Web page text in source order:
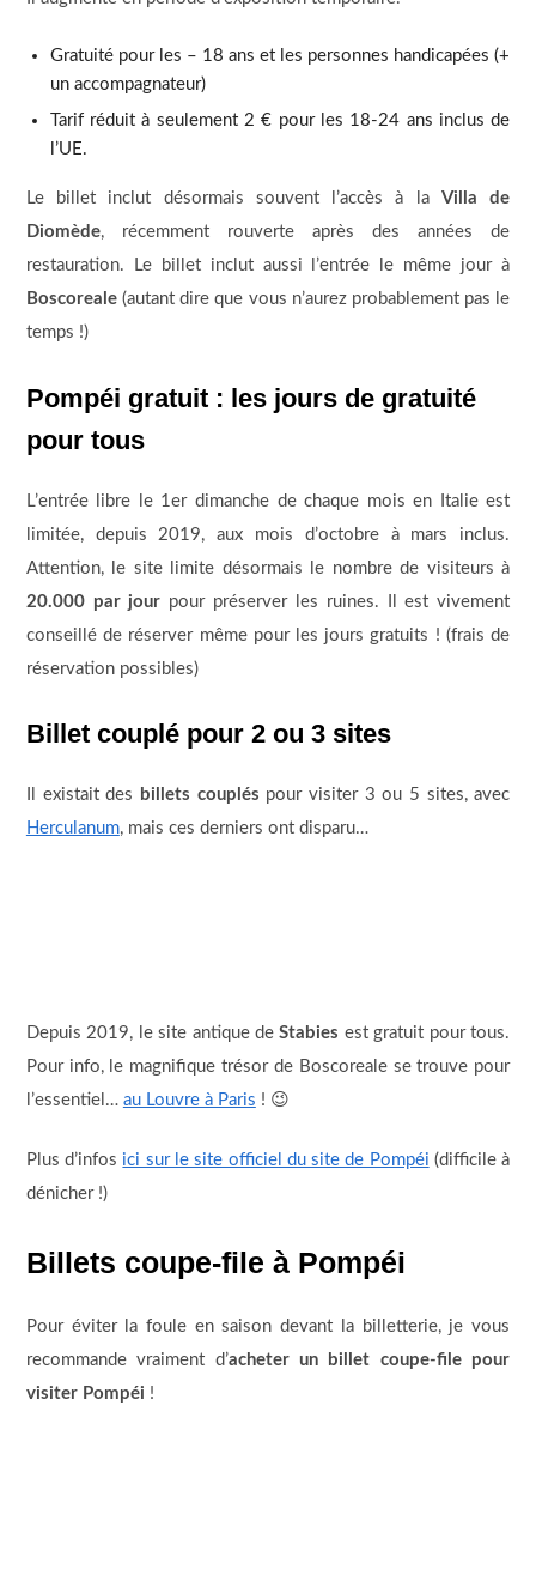
Gratuité pour les – 18 ans et les personnes handicapées (+
un accompagnateur)
Tarif réduit à seulement 2 € pour les 18-24 ans inclus de
l’UE.
Le billet inclut désormais souvent l’accès à la Villa de
Diomède, récemment rouverte après des années de
restauration. Le billet inclut aussi l’entrée le même jour à
Boscoreale(autant dire que vous n’aurez probablement pas le
temps !)
Pompéi gratuit : les jours de gratuité
pour tous
L’entrée libre le 1er dimanche de chaque mois en Italie est
limitée, depuis 2019, aux mois d’octobre à mars inclus.
Attention, le site limite désormais le nombre de visiteurs à
20.000 par jour pour préserver les ruines. Il est vivement
conseillé de réserver même pour les jours gratuits ! (frais de
réservation possibles)
Billet couplé pour 2 ou 3 sites
Il existait des billets couplés pour visiter 3 ou 5 sites, avec
Herculanum, mais ces derniers ont disparu…
Depuis 2019, le site antique deStabies est gratuit pour tous.
Pour info, le magnifique trésor de Boscoreale se trouve pour
l’essentiel… au Louvre à Paris ! 😉
Plus d’infos ici sur le site officiel du site de Pompéi (difficile à
dénicher !)
Billets coupe-file à Pompéi
Pour éviter la foule en saison devant la billetterie, je vous
recommande vraiment d’acheter un billet coupe-file pour
visiter Pompéi !